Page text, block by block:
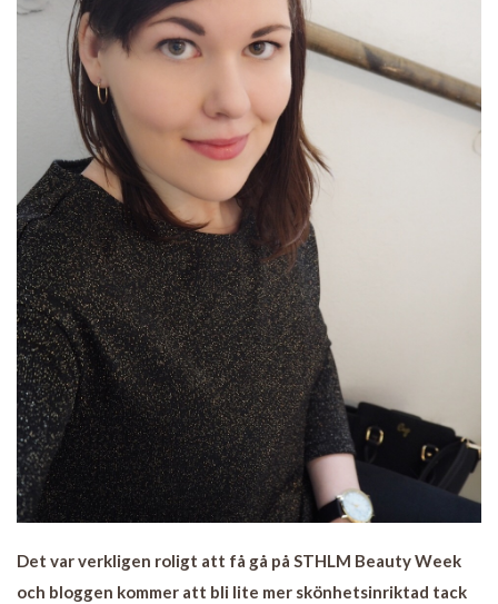
Det var verkligen roligt att få gå på STHLM Beauty Week
och bloggen kommer att bli lite mer skönhetsinriktad tack